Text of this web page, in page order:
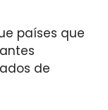
países que
de